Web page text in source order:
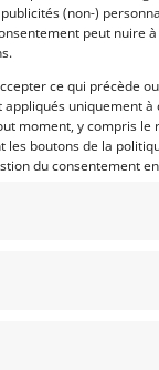
(non-)
peut nuire
ce qui précède
uniquement à
moment, y compris le
les boutons de la
du consentement